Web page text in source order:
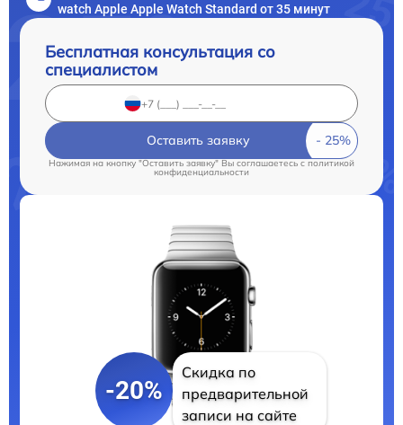
watch Apple Apple Watch Standard от 35 минут
Бесплатная консультация со
специалистом
Оставить заявку
Нажимая на кнопку "Оставить заявку" Вы соглашаетесь cполитикой
конфиденциальности
-20%
Скидка по
предварительной
записи на сайте